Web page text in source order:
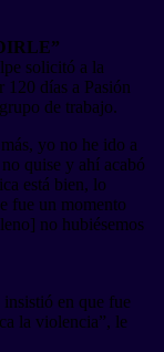
solicitó a la
120 días a Pasión
de trabajo.
yo no he ido a
quise y ahí acabó
está bien, lo
fue un momento
no hubiésemos
en que fue
la violencia”, le